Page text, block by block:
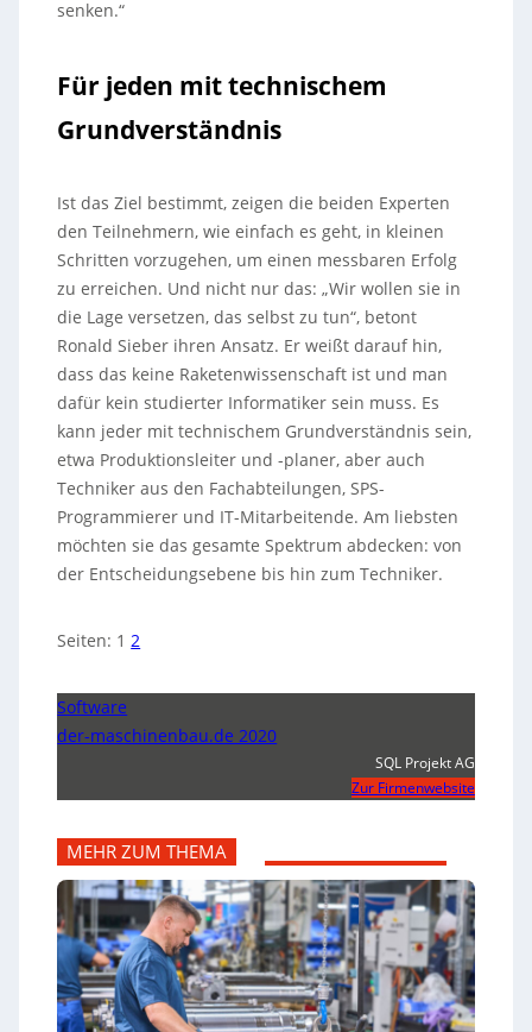
senken.“
Für jeden mit technischem
Grundverständnis
Ist das Ziel bestimmt, zeigen die beiden Experten
den Teilnehmern, wie einfach es geht, in kleinen
Schritten vorzugehen, um einen messbaren Erfolg
zu erreichen. Und nicht nur das: „Wir wollen sie in
die Lage versetzen, das selbst zu tun“, betont
Ronald Sieber ihren Ansatz. Er weißt darauf hin,
dass das keine Raketenwissenschaft ist und man
dafür kein studierter Informatiker sein muss. Es
kann jeder mit technischem Grundverständnis sein,
etwa Produktionsleiter und -planer, aber auch
Techniker aus den Fachabteilungen, SPS-
Programmierer und IT-Mitarbeitende. Am liebsten
möchten sie das gesamte Spektrum abdecken: von
der Entscheidungsebene bis hin zum Techniker.
Seiten: 1 2
Software
der-maschinenbau.de 2020
SQL Projekt AG
Zur Firmenwebsite
MEHR ZUM THEMA